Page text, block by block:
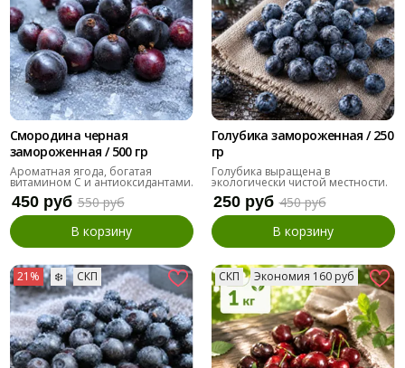
Смородина черная
замороженная / 500 гр
Ароматная ягода, богатая
витамином С и антиоксидантами.
450 руб 550 руб
В корзину
Голубика замороженная / 250
гр
Голубика выращена в
экологически чистой местности.
250 руб 450 руб
В корзину
21% ❄️ СКП СКП Экономия 160 руб